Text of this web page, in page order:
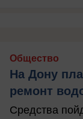
Общество
На Дону
ремонт
Средства